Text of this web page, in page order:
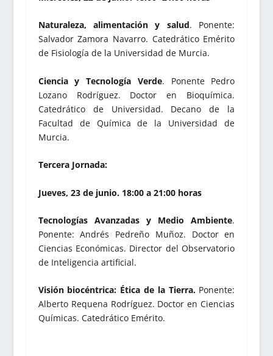
Naturaleza, alimentación y salud. Ponente:
Salvador Zamora Navarro. Catedrático Emérito
de Fisiología de la Universidad de Murcia.
Ciencia y Tecnología Verde. Ponente Pedro
Lozano Rodríguez. Doctor en Bioquímica.
Catedrático de Universidad. Decano de la
Facultad de Química de la Universidad de
Murcia.
Tercera Jornada:
Jueves, 23 de junio. 18:00 a 21:00 horas
Tecnologías Avanzadas y Medio Ambiente.
Ponente: Andrés Pedreño Muñoz. Doctor en
Ciencias Económicas. Director del Observatorio
de Inteligencia artificial.
Visión biocéntrica: Ética de la Tierra.Ponente:
Alberto Requena Rodríguez. Doctor en Ciencias
Químicas. Catedrático Emérito.